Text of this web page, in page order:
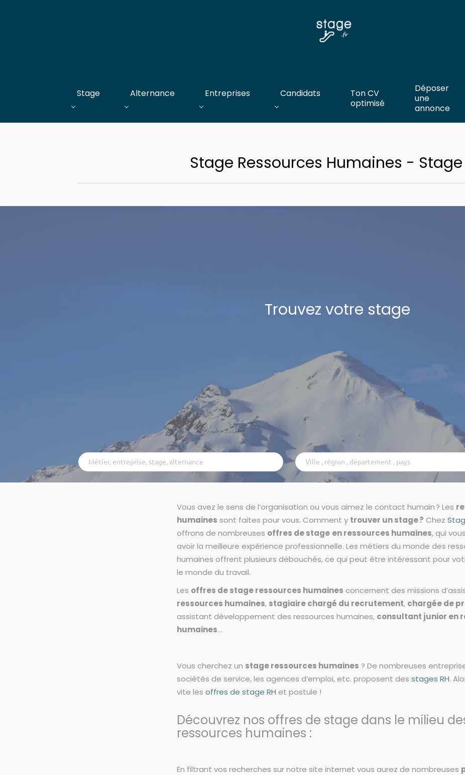
Stage Alternance Entreprises Candidats
Ton CV
optimisé
Déposer
une
annonce
Stage Ressources Humaines - Stage
Trouvez votre stage
Métier,
entreprise,
Ville
,
région
,
pays
Vous avez le sens de l’organisation ou vous aimez le contact humain ? Les
humaines sont faites pour vous. Comment y trouver un stage ? Chez
offrons de nombreuses offres de stage en ressources humaines, qui
avoir la meilleure expérience professionnelle. Les métiers du monde des
humaines offrent plusieurs débouchés, ce qui peut être intéressant pour
le monde du travail.
Les offres de stage ressources humaines concernent des missions
ressources humaines, stagiaire chargé du recrutement, chargée de
assistant développement des ressources humaines, consultant junior en
humaines...
Vous cherchez un stage ressources humaines ? De nombreuses
sociétés de service, les agences d’emploi, etc. proposent des stages RH.
vite les offres de stage RH et postule !
Découvrez nos offres de stage dans le milieu
ressources humaines :
En filtrant vos recherches sur notre site internet vous aurez de nombreuses